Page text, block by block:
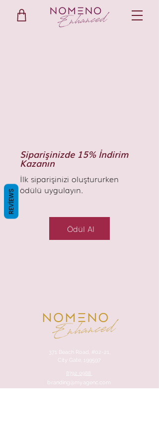
Siparişinizde 15% İndirim
Kazanın
İlk siparişinizi oluştururken
ödülü uygulayın.
Ödül Al
371 Beach Road, #02-21,
City Gate, 199597
8792 0988
branding@myagenc.com
REVIEWS